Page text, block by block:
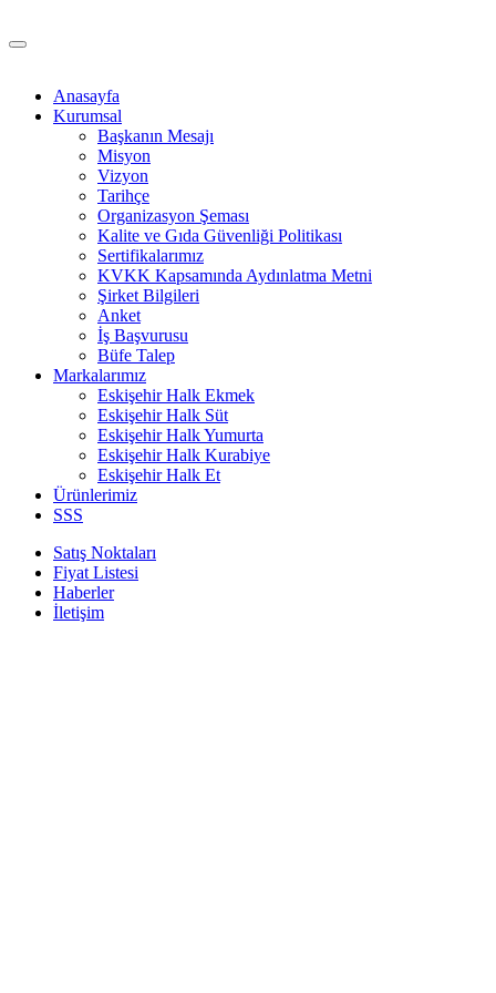
Anasayfa
Kurumsal
Başkanın Mesajı
Misyon
Vizyon
Tarihçe
Organizasyon Şeması
Kalite ve Gıda Güvenliği Politikası
Sertifikalarımız
KVKK Kapsamında Aydınlatma Metni
Şirket Bilgileri
Anket
İş Başvurusu
Büfe Talep
Markalarımız
Eskişehir Halk Ekmek
Eskişehir Halk Süt
Eskişehir Halk Yumurta
Eskişehir Halk Kurabiye
Eskişehir Halk Et
Ürünlerimiz
SSS
Satış Noktaları
Fiyat Listesi
Haberler
İletişim